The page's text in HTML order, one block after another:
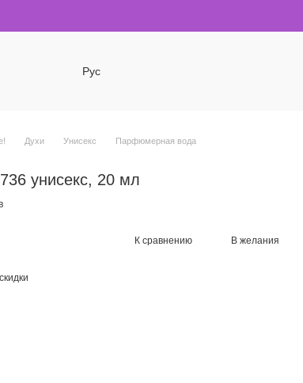
Рус
Духи Унисекс
Парфюмерная вода
унисекс, 20 мл
К сравнению В желания